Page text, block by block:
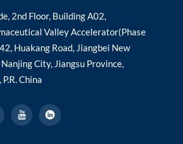
2nd Floor, Building A02,
Valley Accelerator(Phase
Huakang Road, Jiangbei New
City, Jiangsu Province,
China